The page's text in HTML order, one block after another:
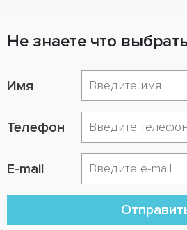
Не знаете что
Имя
Телефон
E-mail